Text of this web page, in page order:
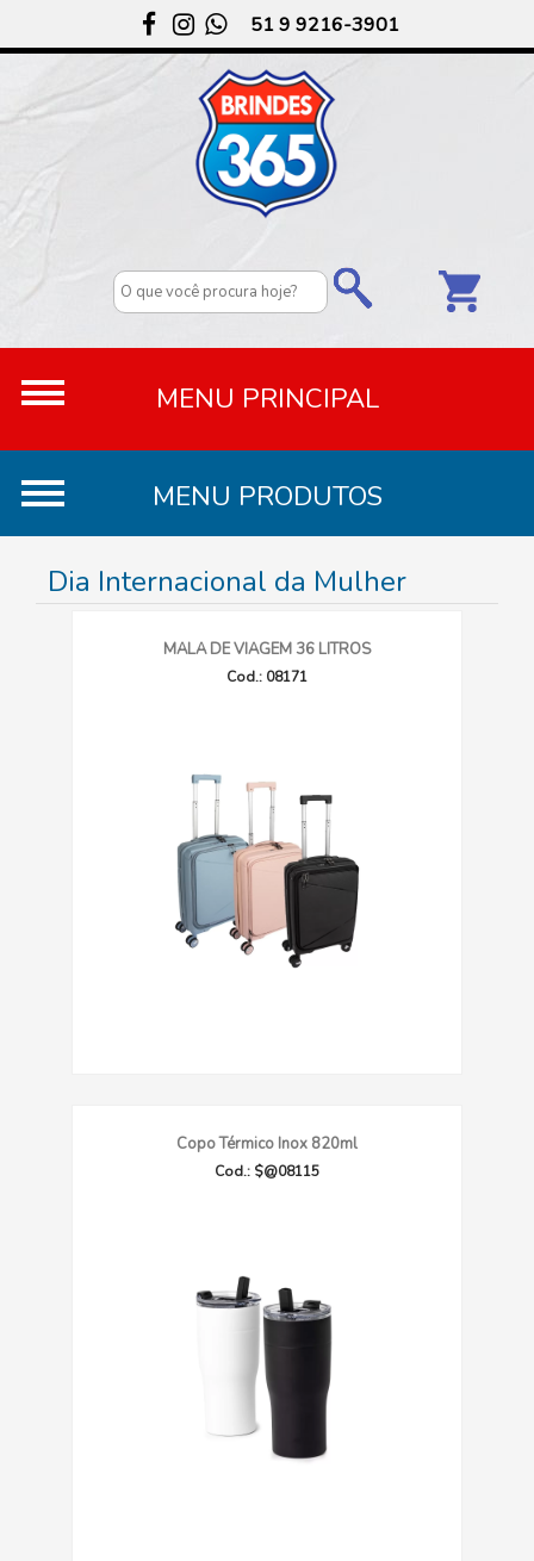
51 9 9216-3901
Dia Internacional da Mulher
MALA DE VIAGEM 36 LITROS
Cod.: 08171
Copo Térmico Inox 820ml
Cod.: $@08115